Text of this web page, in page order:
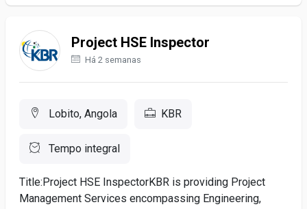
Project HSE Inspector
Há 2 semanas
Lobito, Angola KBR
Tempo integral
Title:Project HSE InspectorKBR is providing Project
Management Services encompassing Engineering,